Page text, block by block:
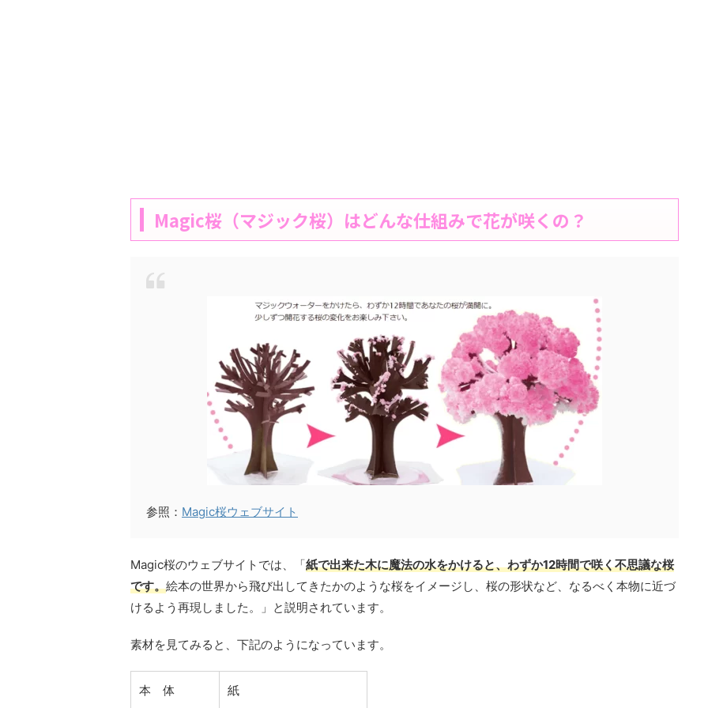
Magic桜（マジック桜）はどんな仕組みで花が咲くの？
参照： Magic桜ウェブサイト
Magic桜のウェブサイトでは、「紙で出来た木に魔法の水をかけると、わずか12時間で咲く不思議な桜
です。絵本の世界から飛び出してきたかのような桜をイメージし、桜の形状など、なるべく本物に近づ
けるよう再現しました。」と説明されています。
素材を見てみると、下記のようになっています。
本 体 紙